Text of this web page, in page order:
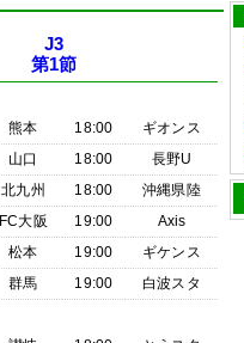
J3
第1節
熊本 18:00
ギオンス
山口 18:00
長野U
北九州 18:00
沖縄県陸
FC大阪 19:00
Axis
松本 19:00
ギケンス
群馬 19:00
白波スタ